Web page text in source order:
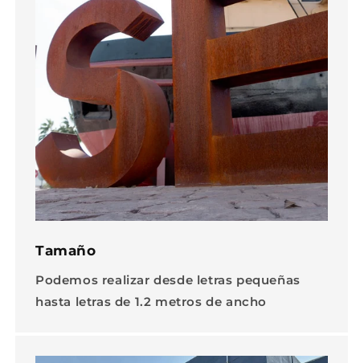
Tamaño
Podemos realizar desde letras pequeñas
hasta letras de 1.2 metros de ancho